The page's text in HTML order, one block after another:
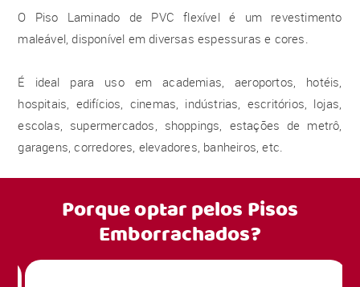
O Piso Laminado de PVC flexível é um revestimento
maleável, disponível em diversas espessuras e cores.
É ideal para uso em academias, aeroportos, hotéis,
hospitais, edifícios, cinemas, indústrias, escritórios, lojas,
escolas, supermercados, shoppings, estações de metrô,
garagens, corredores, elevadores, banheiros, etc.
Porque optar pelosPisos
Emborrachados?